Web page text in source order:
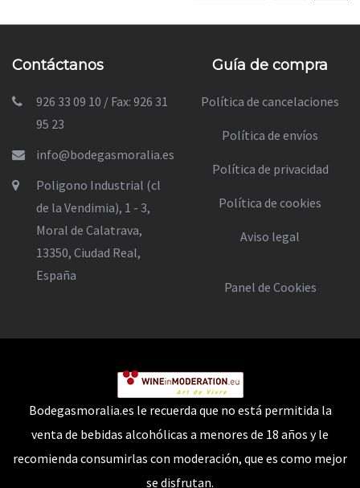
Contáctanos
926 33 09 10 / Fax: 926 31
95 23
info@bodegasmoralia.es
Poligono Industrial (cl
de la Vendimia), 1 - 3,
Moral de Calatrava,
13350, Ciudad Real,
España
Guía de compra
Política de cancelaciones
Política de envíos
Política de privacidad
Política de cookies
Aviso legal
Panel de Cookies
Bodegasmoralia.es le recuerda que no está permitida la
venta de bebidas alcohólicas a menores de 18 años y le
recomienda consumirlas con moderación, que es como mejor
se disfrutan.